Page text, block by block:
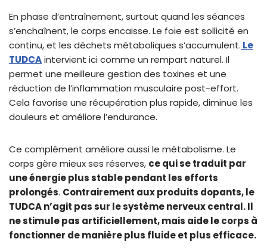
En phase d’entraînement, surtout quand les séances
s’enchaînent, le corps encaisse. Le foie est sollicité en
continu, et les déchets métaboliques s’accumulent. Le
TUDCAintervient ici comme un rempart naturel. Il
permet une meilleure gestion des toxines et une
réduction de l’inflammation musculaire post-effort.
Cela favorise une récupération plus rapide, diminue les
douleurs et améliore l’endurance.
Ce complément améliore aussi le métabolisme. Le
corps gère mieux ses réserves, ce qui se traduit par
une énergie plus stable pendant les efforts
prolongés. Contrairement aux produits dopants, le
TUDCA n’agit pas sur le système nerveux central. Il
ne stimule pas artificiellement, mais aide le corps à
fonctionner de manière plus fluide et plus efficace.